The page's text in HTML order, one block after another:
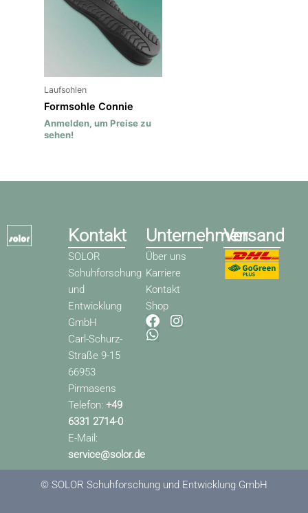
Laufsohlen
Formsohle Connie
Anmelden, um Preise zu
sehen!
Kontakt
SOLOR
Schuhforschung
und
Entwicklung
GmbH
Carl-Schurz-
Straße 9-15
66953
Pirmasens
Telefon:+49
6331 2714-0
E-Mail:
service@solor.de
Unternehmen
Über uns
Karriere
Kontakt
Shop
F
a
I
W
h
Versand
© SOLOR Schuhforschung und Entwicklung GmbH